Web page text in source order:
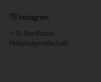
Instagram
St. Bonifatius
Hospitalgesellschaft